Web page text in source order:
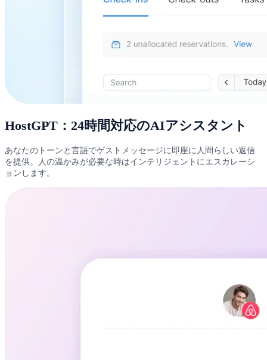
HostGPT：24時間対応のAIアシスタント
あなたのトーンと言語でゲストメッセージに即座に人間らしい返信
を提供。人の温かみが必要な時はインテリジェントにエスカレーシ
ョンします。